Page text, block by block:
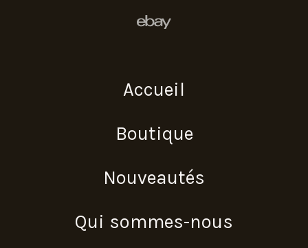
Accueil
Boutique
Nouveautés
Qui sommes-nous